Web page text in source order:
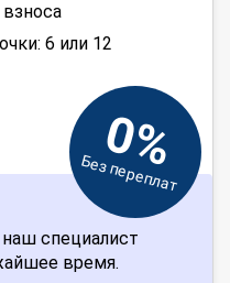
6 или 12
0%
Без переплат
специалист
время.